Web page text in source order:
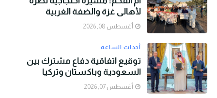
لأهالي غزة والضفة الغربية
أغسطس 08, 2026
أحداث الساعه
توقيع اتفاقية دفاع مشترك بين
السعودية وباكستان وتركيا
أغسطس 07, 2026